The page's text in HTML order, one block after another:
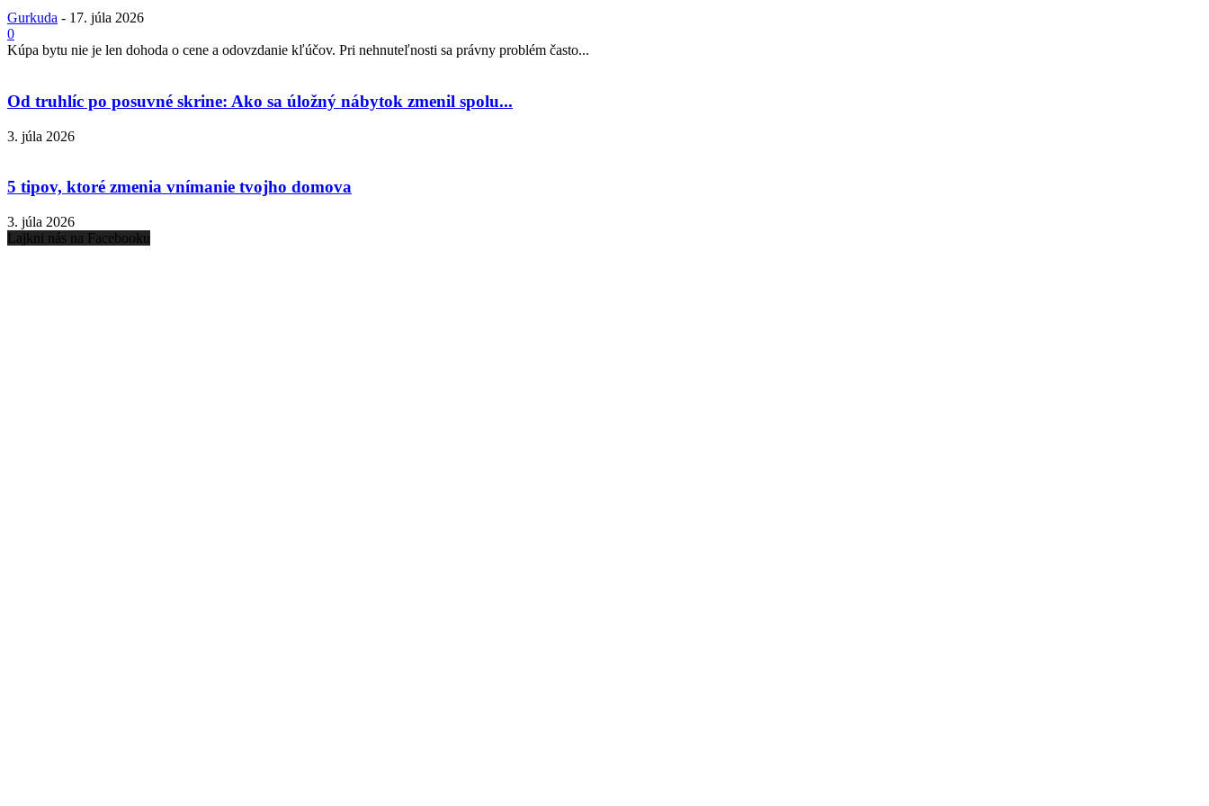
Gurkuda - 17. júla 2026
0
Kúpa bytu nie je len dohoda o cene a odovzdanie kľúčov. Pri nehnuteľnosti sa právny problém často...
Od truhlíc po posuvné skrine: Ako sa úložný nábytok zmenil spolu...
3. júla 2026
5 tipov, ktoré zmenia vnímanie tvojho domova
3. júla 2026
Lajkni nás na Facebooku